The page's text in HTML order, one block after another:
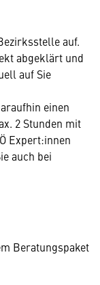
auf.
abgeklärt und
auf Sie
einen
2 Stunden mit
Expert:innen
auch bei
Beratungspaket